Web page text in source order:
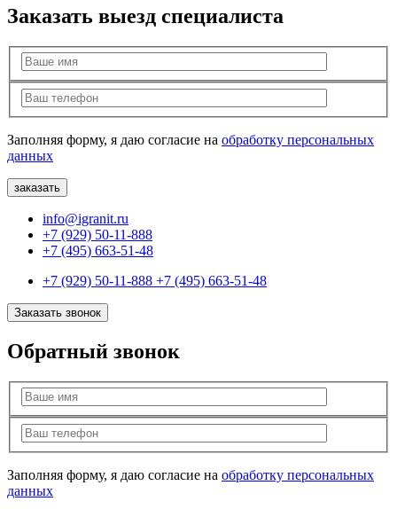
Заказать выезд специалиста
Заполняя форму, я даю согласие на обработку персональных
данных
info@igranit.ru
+7 (929) 50-11-888
+7 (495) 663-51-48
+7 (929) 50-11-888 +7 (495) 663-51-48
Заказать звонок
Обратный звонок
Заполняя форму, я даю согласие на обработку персональных
данных